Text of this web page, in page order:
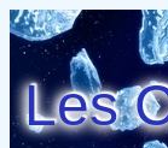
Les